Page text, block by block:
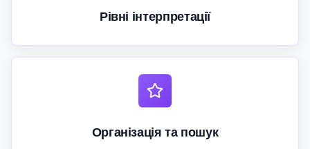
Рівні інтерпретації
Організація та пошук